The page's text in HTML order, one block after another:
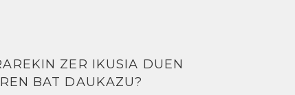
ZER IKUSIA DUEN
BAT DAUKAZU?